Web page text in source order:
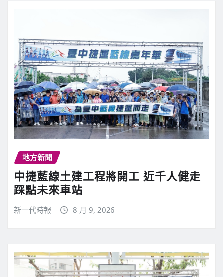
地方新聞
中捷藍線土建工程將開工 近千人健走
踩點未來車站
新一代時報 8 月 9, 2026